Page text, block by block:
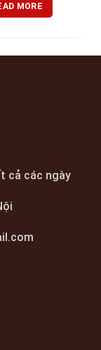
MORE
cả các ngày